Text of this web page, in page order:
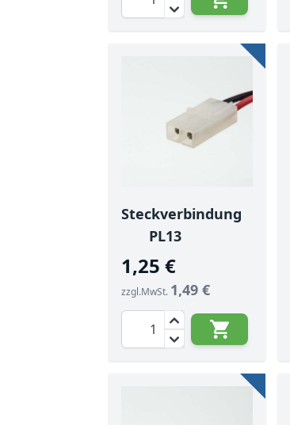
Steckverbindung
PL13
1,25 €
zzgl.MwSt. 1,49 €
Menge